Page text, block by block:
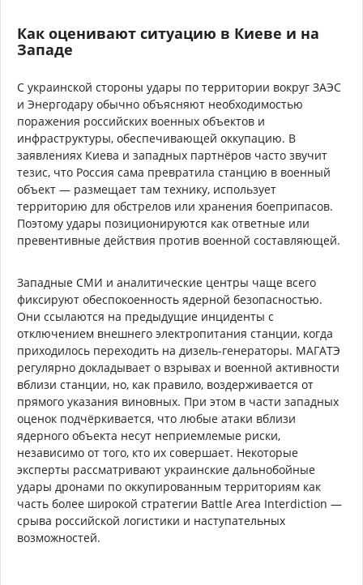
Как оценивают ситуацию в Киеве и на
Западе
С украинской стороны удары по территории вокруг ЗАЭС
и Энергодару обычно объясняют необходимостью
поражения российских военных объектов и
инфраструктуры, обеспечивающей оккупацию. В
заявлениях Киева и западных партнёров часто звучит
тезис, что Россия сама превратила станцию в военный
объект — размещает там технику, использует
территорию для обстрелов или хранения боеприпасов.
Поэтому удары позиционируются как ответные или
превентивные действия против военной составляющей.
Западные СМИ и аналитические центры чаще всего
фиксируют обеспокоенность ядерной безопасностью.
Они ссылаются на предыдущие инциденты с
отключением внешнего электропитания станции, когда
приходилось переходить на дизель-генераторы. МАГАТЭ
регулярно докладывает о взрывах и военной активности
вблизи станции, но, как правило, воздерживается от
прямого указания виновных. При этом в части западных
оценок подчёркивается, что любые атаки вблизи
ядерного объекта несут неприемлемые риски,
независимо от того, кто их совершает. Некоторые
эксперты рассматривают украинские дальнобойные
удары дронами по оккупированным территориям как
часть более широкой стратегии Battle Area Interdiction —
срыва российской логистики и наступательных
возможностей.